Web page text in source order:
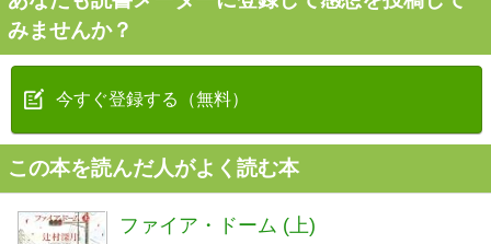
みませんか？
今すぐ登録する（無料）
この本を読んだ人がよく読む本
ファイア・ドーム (上)